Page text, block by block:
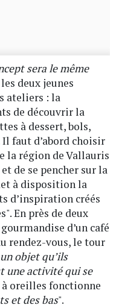
sera le même
deux jeunes
ateliers : la
de découvrir la
à dessert, bols,
faut d’abord choisir
la région de Vallauris
de se pencher sur la
à disposition la
d’inspiration créés
En près de deux
d’un café
rendez-vous, le tour
objet qu’ils
une activité qui se
à oreilles fonctionne
et des bas".